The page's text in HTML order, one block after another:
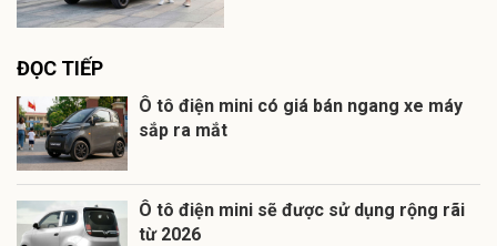
ĐỌC TIẾP
Ô tô điện mini có giá bán ngang xe máy
sắp ra mắt
Ô tô điện mini sẽ được sử dụng rộng rãi
từ 2026